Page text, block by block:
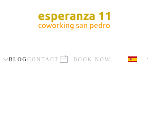
BLOGCONTACT BOOK NOW